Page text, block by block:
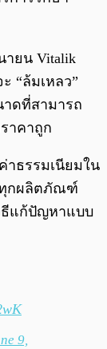
ายน Vitalik
ะ “ล้มเหลว”
าดที่สามารถ
าคาถูก
าธรรมเนียมใน
ทุกผลิตภัณฑ์
ธีแก้ปัญหาแบบ
9,